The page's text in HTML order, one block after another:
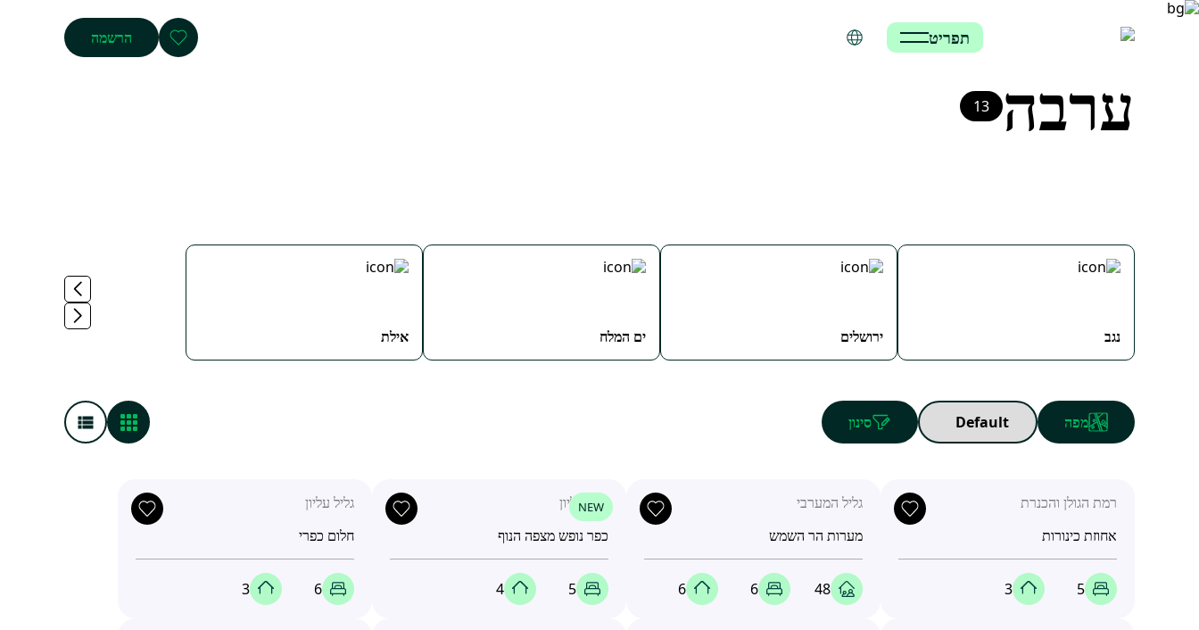
תפריט הרשמה
ערבה 13
נגב ירושלים ים המלח אילת
מפה סינון
רמת הגולן והכנרת
אחוזת כינורות
5
3
גליל המערבי
מערות הר השמש
48
6
6
NEW
גליל עליון
כפר נופש מצפה הנוף
5
4
גליל עליון
חלום כפרי
6
3